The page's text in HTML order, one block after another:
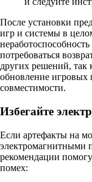
После установки
игр и системы в
потребоваться
других решений, так
обновление игровых
совместимости.
Избегайте
Если артефакты на
электромагнитными
рекомендации
помех: